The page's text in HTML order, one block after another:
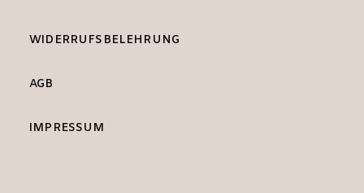
WIDERRUFSBELEHRUNG
AGB
IMPRESSUM